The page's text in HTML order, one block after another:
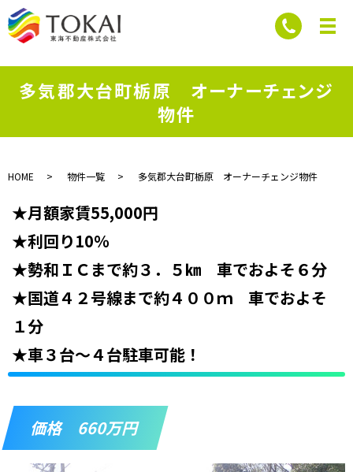
多気郡大台町栃原 オーナーチェンジ
物件
HOME 物件一覧 多気郡大台町栃原 オーナーチェンジ物件
★月額家賃55,000円
★利回り10％
★勢和ＩＣまで約３．５㎞ 車でおよそ６分
★国道４２号線まで約４００ｍ 車でおよそ
１分
★車３台～４台駐車可能！
価格 660万円